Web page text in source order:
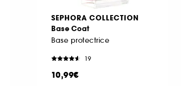
SEPHORA COLLECTION
Base Coat
Base protectrice
19
10,99€